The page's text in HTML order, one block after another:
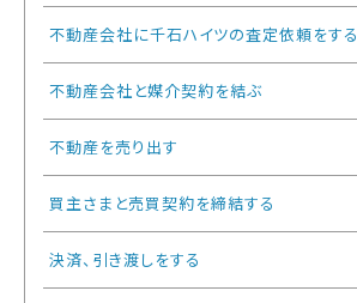
不動産会社に千石ハイツの査定依頼をする
不動産会社と媒介契約を結ぶ
不動産を売り出す
買主さまと売買契約を締結する
決済、引き渡しをする